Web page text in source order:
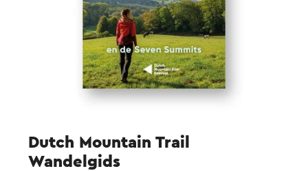
Dutch Mountain Trail
Wandelgids